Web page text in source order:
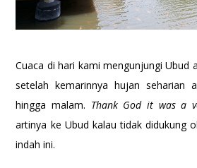
Cuaca di hari kami mengunjungi Ubud
setelah kemarinnya hujan seharian
hingga malam. Thank God it was a
artinya ke Ubud kalau tidak didukung
indah ini.